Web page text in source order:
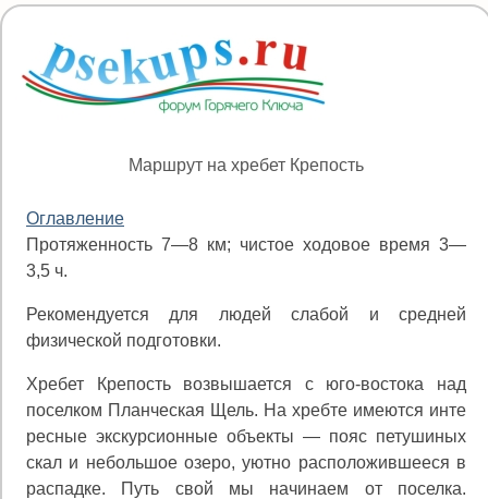
Маршрут на хребет Крепость
Оглавление
Протяженность 7—8 км; чистое ходовое время 3—
3,5 ч.
Рекомендуется для людей слабой и средней
физической подготовки.
Хребет Крепость возвышается с юго-востока над
поселком Планческая Щель. На хребте имеются инте
ресные экскурсионные объекты — пояс петушиных
скал и небольшое озеро, уютно расположившееся в
распадке. Путь свой мы начинаем от поселка.